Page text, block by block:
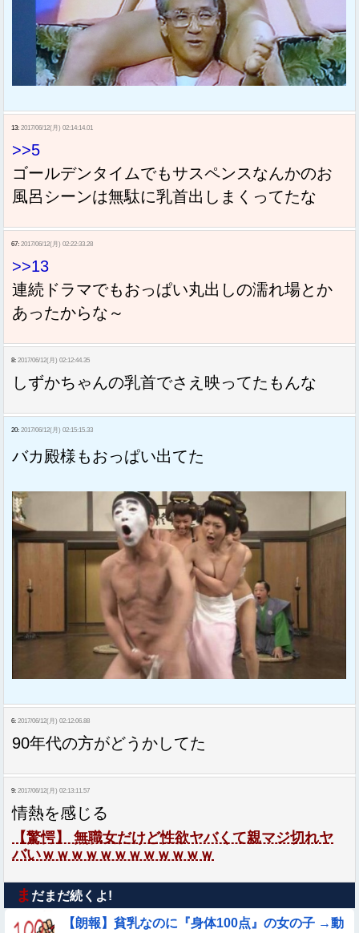
13: 2017/06/12(月) 02:14:14.01
>>5
ゴールデンタイムでもサスペンスなんかのお
風呂シーンは無駄に乳首出しまくってたな
67: 2017/06/12(月) 02:22:33.28
>>13
連続ドラマでもおっぱい丸出しの濡れ場とか
あったからな～
8: 2017/06/12(月) 02:12:44.35
しずかちゃんの乳首でさえ映ってたもんな
20: 2017/06/12(月) 02:15:15.33
バカ殿様もおっぱい出てた
6: 2017/06/12(月) 02:12:06.88
90年代の方がどうかしてた
9: 2017/06/12(月) 02:13:11.57
情熱を感じる
【驚愕】 無職女だけど性欲ヤバくて親マジ切れヤ
バいｗｗｗｗｗｗｗｗｗｗｗｗ
ま だまだ続くよ!
【朗報】貧乳なのに『身体100点』の女の子 →動